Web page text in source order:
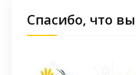
Спасибо, что